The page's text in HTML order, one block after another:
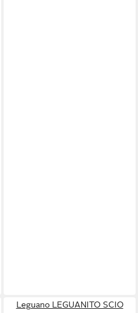
Leguano LEGUANITO SCIO